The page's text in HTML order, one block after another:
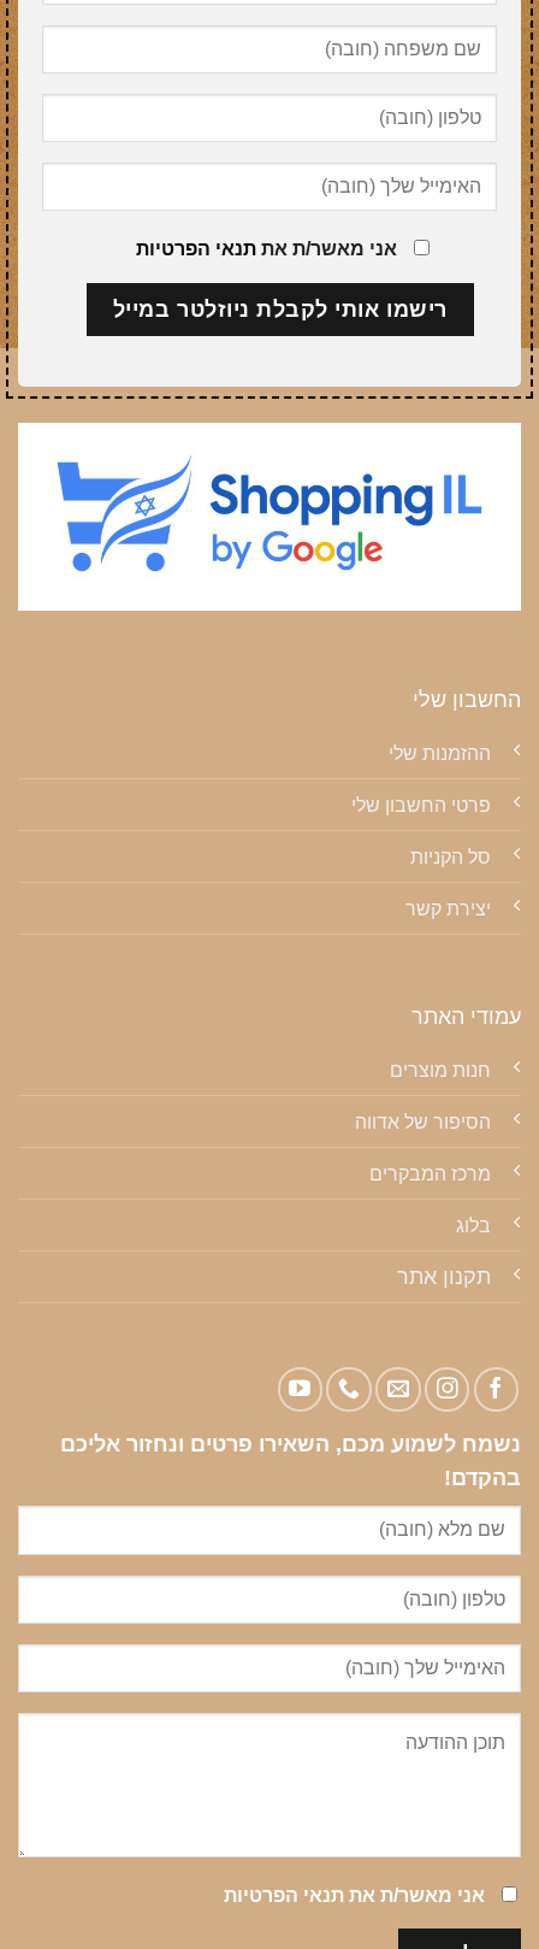
אני מאשר/ת את תנאי הפרטיות
החשבון שלי
ההזמנות שלי
פרטי החשבון שלי
סל הקניות
יצירת קשר
עמודי האתר
חנות מוצרים
הסיפור של אדווה
מרכז המבקרים
בלוג
תקנון אתר
נשמח לשמוע מכם, השאירו פרטים ונחזור אליכם
בהקדם!
אני מאשר/ת את תנאי הפרטיות